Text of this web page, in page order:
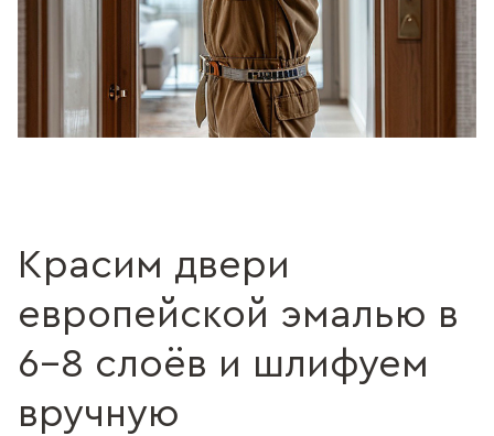
Красим двери
европейской эмалью в
6–8 слоёв и шлифуем
вручную